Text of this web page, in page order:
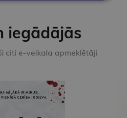
iegādājās
citi e-veikala apmeklētāji